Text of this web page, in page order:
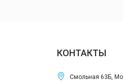
КОНТАКТЫ
Смольная 63Б,